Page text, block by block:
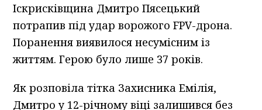
Іскрисківщина Дмитро Пясецький
потрапив під удар ворожого FPV-дрона.
Поранення виявилося несумісним із
життям. Герою було лише 37 років.
Як розповіла тітка Захисника Емілія,
Дмитро у 12-річному віці залишився без